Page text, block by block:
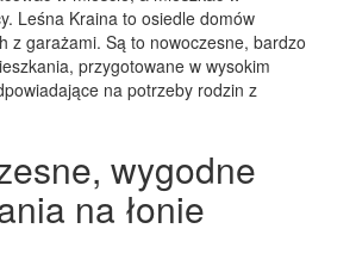
Leśna Kraina to osiedle domów
z garażami. Są to nowoczesne, bardzo
przygotowane w wysokim
na potrzeby rodzin z
wygodne
na łonie